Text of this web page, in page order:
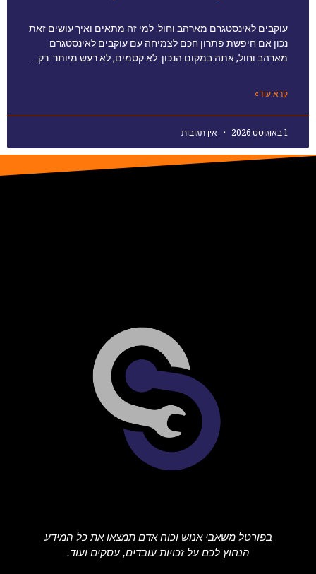
עוקבים לאינסטגרם מארהב וחול: למי זה מתאים ואיך עושים זאת
נכון אם חיפשת פתרון חכם לצמיחה עם עוקבים לאינסטגרם
מארהב וחול, אתה במקום הנכון. לא קסמים, לא רעש מיותר. רק…
קרא עוד»
1 באוגוסט 2026 אין תגובות
בפורטל משאבי אנוש וכוח אדם תמצאו את כל המידע
הנחוץ לכם על זכויות עובדים, עסקים ועוד.